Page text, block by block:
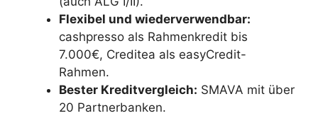
Flexibel und wiederverwendbar:
cashpresso als Rahmenkredit bis
7.000€, Creditea als easyCredit-
Rahmen.
Bester Kreditvergleich: SMAVA mit über
20 Partnerbanken.